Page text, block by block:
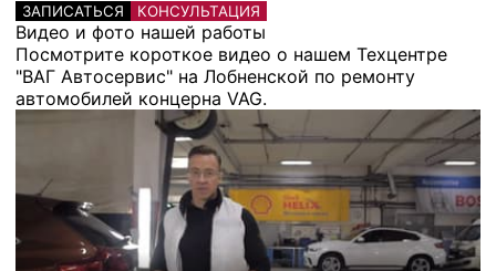
ЗАПИСАТЬСЯ КОНСУЛЬТАЦИЯ
Видео и фото нашей работы
Посмотрите короткое видео о нашем Техцентре
"ВАГ Автосервис" на Лобненской по ремонту
автомобилей концерна VAG.